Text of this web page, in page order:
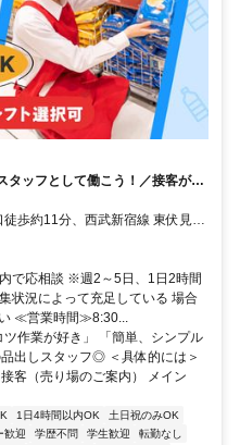
タッフとして働こう！／接客がニ
歩約11分、西武新宿線 東伏見南
線 田無北口徒歩約25分 各線「西
勤OK
で応相談 ※週2～5日、1日2時間
状況によって充足している 場合
い ≪営業時間≫8:30...
作業が好き」 「簡単、シンプル
出しスタッフ◎ ＜具体的には＞
客（売り場のご案内） メイン
1日4時間以内OK
土日祝のみOK
歓迎 学歴不問 学生歓迎
転勤なし